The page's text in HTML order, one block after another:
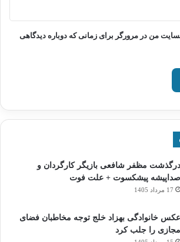
من در مرورگر برای زمانی که دوباره دیدگاهی
درگذشت مظفر شافعی بازیگر کارگردان و
صداپیشه پیشکسوت + علت فوت
17 مرداد 1405
عکس خانوادگی بهزاد خلج توجه مخاطبان فضای
مجازی را جلب کرد